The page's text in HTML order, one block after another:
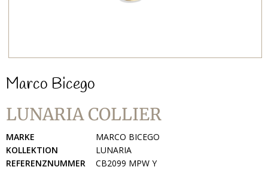
Marco Bicego
LUNARIA COLLIER
MARKE
MARCO BICEGO
KOLLEKTION
LUNARIA
REFERENZNUMMER
CB2099 MPW Y